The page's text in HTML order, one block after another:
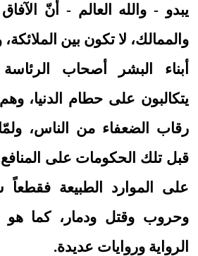
يبدو - والله العالم - أنّ
والممالك، لا تكون بين
أبناء البشر أصحاب
يتكالبون على حطام الدنيا،
رقاب الضعفاء من الناس،
قبل تلك الحكومات على
على الموارد الطبيعة
وحروب وقتل ودمار، كما
الرواية وروايات عديدة.